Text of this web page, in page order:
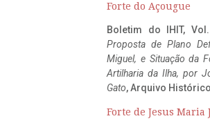
Forte do Açougue
Boletim do IHIT,
Proposta de Plano
Miguel, e Situação da
Artilharia da Ilha, por
Gato, Arquivo
Forte de Jesus Maria